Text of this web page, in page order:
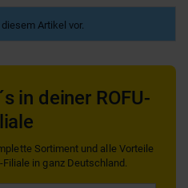
Artikel vor.
in deiner ROFU-
Sortiment und alle Vorteile
in ganz Deutschland.